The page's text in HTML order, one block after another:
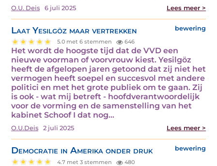
O.U. Deis 6 juli 2025 Lees meer >
Laat Yesilgöz maar vertrekken bewering
5.0 met 6 stemmen 646
Het wordt de hoogste tijd dat de VVD een
nieuwe voorman of voorvrouw kiest. Yesilgöz
heeft de afgelopen jaren getoond dat zij niet het
vermogen heeft soepel en succesvol met andere
politici en met het grote publiek om te gaan. Zij
is ook - wat mij betreft - hoofdverantwoordelijk
voor de vorming en de samenstelling van het
kabinet Schoof I dat nog…
O.U.Deis 2 juli 2025 Lees meer >
Democratie in Amerika onder druk bewering
4.7 met 3 stemmen 480